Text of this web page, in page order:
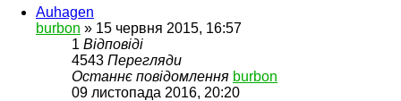
Auhagen
burbon » 15 червня 2015, 16:57
1 Відповіді
4543 Перегляди
Останнє повідомлення burbon
09 листопада 2016, 20:20